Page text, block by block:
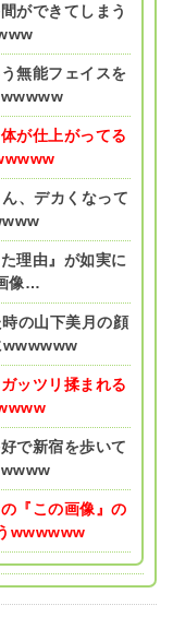
ができてしまう
無能フェイスを
が仕上がってる
、デカくなって
理由』が如実に
像…
の山下美月の顔
wwwwww
ッツリ揉まれる
で新宿を歩いて
『この画像』の
wwwwww